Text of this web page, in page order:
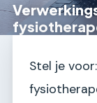
Stel je